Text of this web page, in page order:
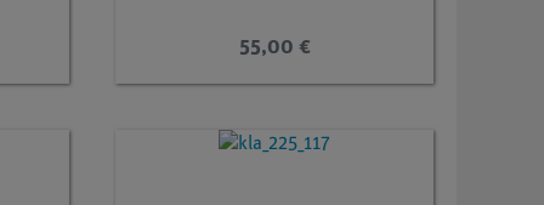
55,00 €